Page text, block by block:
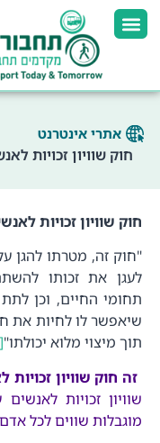
אתרי אינטרנט
חוק שוויון זכויות
חוק שוויון זכויות
"חוק זה, מטרתו להגן
לעגן את זכותו
תחומי החיים, וכן
שיאפשר לו לחיות את
תוך מיצוי מלוא יכולתו"
זה חוק שוויון
שוויון זכויות
מוגבלות שווים לכל